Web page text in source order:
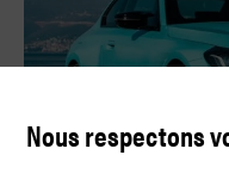
Nous respectons